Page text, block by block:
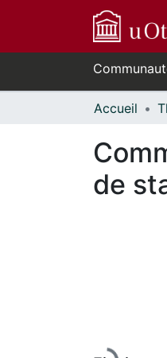
Accueil
de